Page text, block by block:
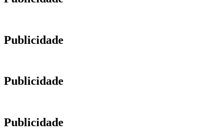
Publicidade
Publicidade
Publicidade